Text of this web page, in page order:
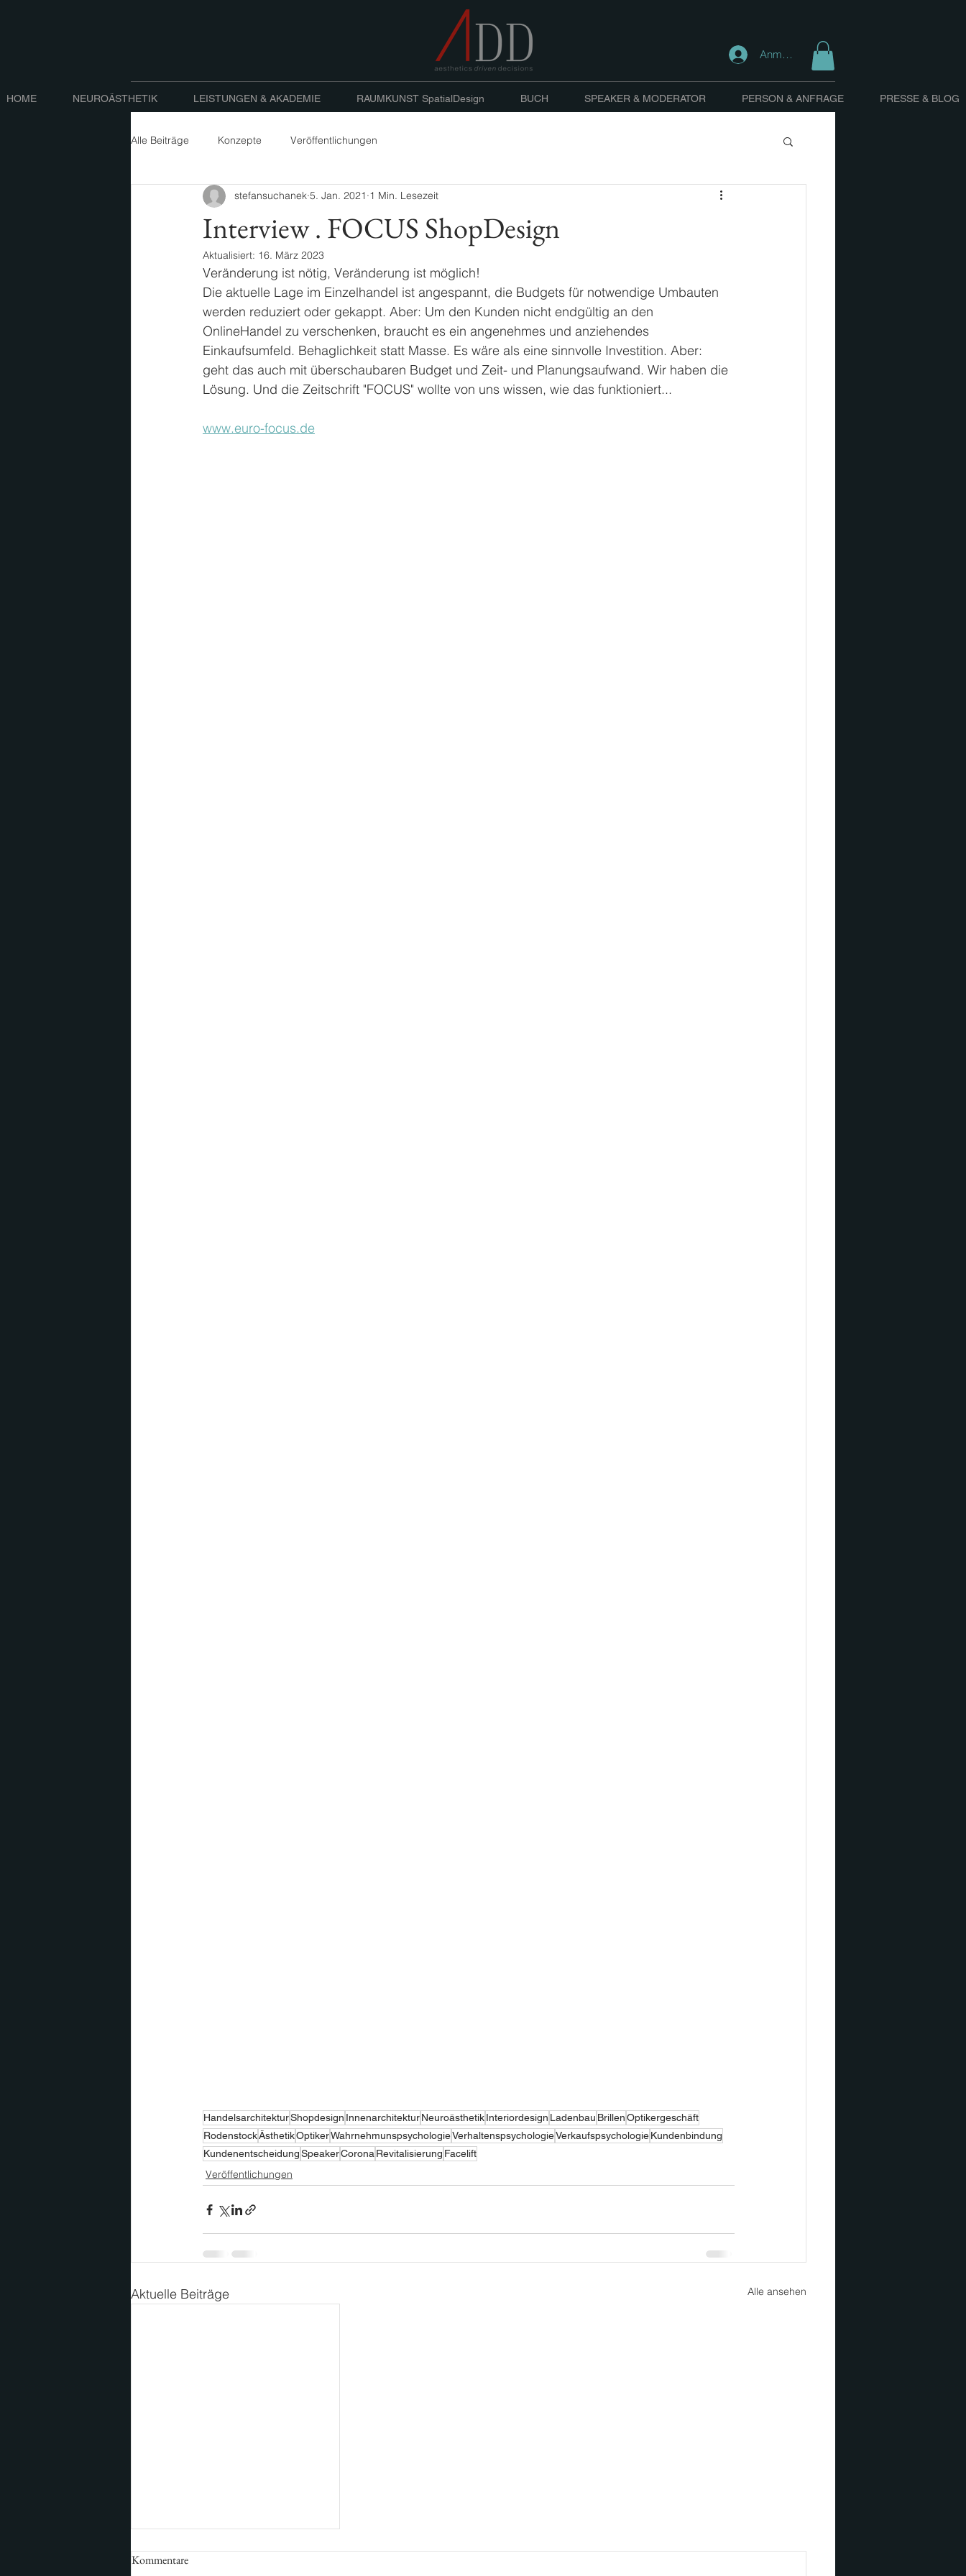
Anmelden
HOME NEUROÄSTHETIK LEISTUNGEN & AKADEMIE RAUMKUNST SpatialDesign BUCH SPEAKER & MODERATOR PERSON & ANFRAGE PRESSE & BLOG
Alle Beiträge Konzepte Veröffentlichungen
Interview . FOCUS ShopDesign
stefansuchanek 5. Jan. 2021 1 Min. Lesezeit
Aktualisiert: 16. März 2023
Veränderung ist nötig, Veränderung ist möglich!
Die aktuelle Lage im Einzelhandel ist angespannt, die Budgets für notwendige Umbauten
werden reduziert oder gekappt. Aber: Um den Kunden nicht endgültig an den
OnlineHandel zu verschenken, braucht es ein angenehmes und anziehendes
Einkaufsumfeld. Behaglichkeit statt Masse. Es wäre als eine sinnvolle Investition. Aber:
geht das auch mit überschaubaren Budget und Zeit- und Planungsaufwand. Wir haben die
Lösung. Und die Zeitschrift "FOCUS" wollte von uns wissen, wie das funktioniert...
www.euro-focus.de
HandelsarchitekturShopdesign InnenarchitekturNeuroästhetikInteriordesign Ladenbau BrillenOptikergeschäft
RodenstockÄsthetikOptikerWahrnehmunspsychologieVerhaltenspsychologieVerkaufspsychologieKundenbindung
KundenentscheidungSpeakerCorona Revitalisierung Facelift
Veröffentlichungen
Aktuelle Beiträge Alle ansehen
Kommentare